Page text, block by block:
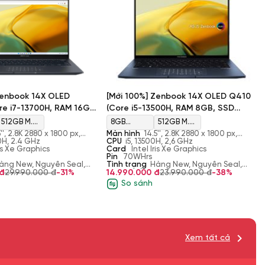
14X OLED
i7-13700H, RAM 16GB,
Iris Xe Graphics,
512GB M.2
NVMe
2.8K 2880 x 1800 px,
100% DCI-P3
2.4 GHz
Xe Graphics
New, Nguyên Seal,
29.990.000 đ-31%
[Mới 100%] Zenbook 14X OLED Q410
(Core i5-13500H, RAM 8GB, SSD
512GB, Intel Iris Xe Graphics, 14.5''
2.8K)
8GB
LPDDR5 on
board
512GB M.2
NVMe
Màn hình 14.5'', 2.8K 2880 x 1800 px,
OLED 16:10, 550nits, 100% DCI-P3
CPU i5, 13500H, 2,6 GHz
Card
Intel Iris Xe Graphics
Pin
70WHrs
Tình trạng
Hàng New, Nguyên Seal,
Nhập Khẩu
14.990.000 đ23.990.000 đ-38%
So sánh
Xem tất cả